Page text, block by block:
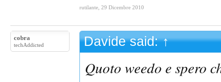
rutilante 29 Dicembre 2010
cobra
techAddicted Davide said:↑
Quoto weedo e spero